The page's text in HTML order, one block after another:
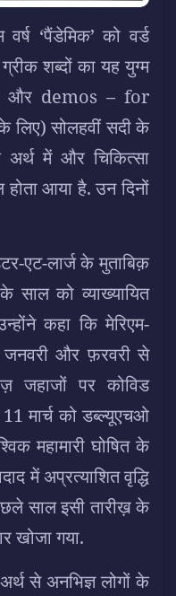
‘पैंडेमिक’ को वर्ड
शब्दों का यह युग्म
और demos – for
सोलहवीं सदी के
अर्थ में और चिकित्सा
होता आया है. उन दिनों
एट-लार्ज के मुताबिक़
को व्याख्यायित
कहा कि मेरिएम-
जनवरी और फ़रवरी से
पर कोविड
मार्च को डब्ल्यूएचओ
महामारी घोषित के
में अप्रत्याशित वृद्धि
साल इसी तारीख़ के
खोजा गया.
से अनभिज्ञ लोगों के